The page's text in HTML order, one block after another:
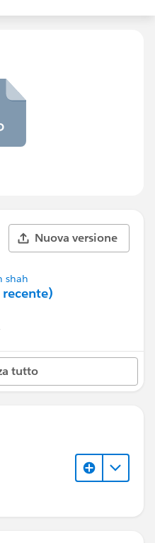
Nuova versione
shah
tutto